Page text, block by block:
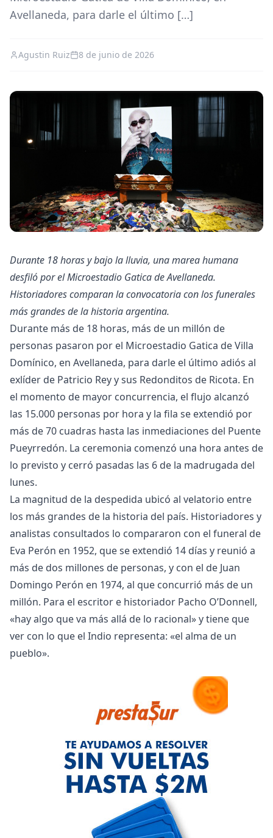
Avellaneda, para darle el último […]
Agustin Ruiz 8 de junio de 2026
Durante 18 horas y bajo la lluvia, una marea humana
desfiló por el Microestadio Gatica de Avellaneda.
Historiadores comparan la convocatoria con los funerales
más grandes de la historia argentina.
Durante más de 18 horas, más de un millón de
personas pasaron por el Microestadio Gatica de Villa
Domínico, en Avellaneda, para darle el último adiós al
exlíder de Patricio Rey y sus Redonditos de Ricota. En
el momento de mayor concurrencia, el flujo alcanzó
las 15.000 personas por hora y la fila se extendió por
más de 70 cuadras hasta las inmediaciones del Puente
Pueyrredón. La ceremonia comenzó una hora antes de
lo previsto y cerró pasadas las 6 de la madrugada del
lunes.
La magnitud de la despedida ubicó al velatorio entre
los más grandes de la historia del país. Historiadores y
analistas consultados lo compararon con el funeral de
Eva Perón en 1952, que se extendió 14 días y reunió a
más de dos millones de personas, y con el de Juan
Domingo Perón en 1974, al que concurrió más de un
millón. Para el escritor e historiador Pacho O’Donnell,
«hay algo que va más allá de lo racional» y tiene que
ver con lo que el Indio representa: «el alma de un
pueblo».